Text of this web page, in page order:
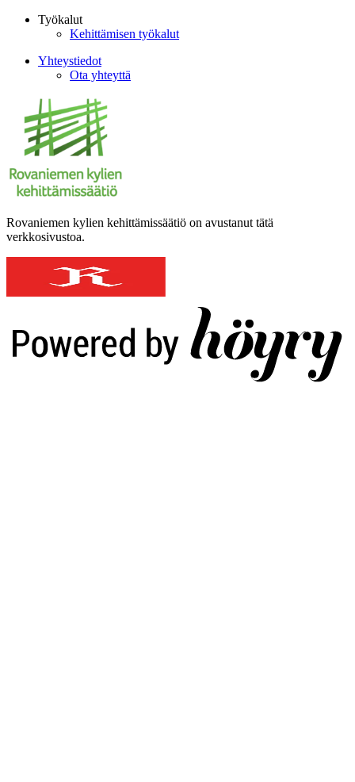
Työkalut
Kehittämisen työkalut
Yhteystiedot
Ota yhteyttä
Rovaniemen kylien kehittämissäätiö on avustanut tätä
verkkosivustoa.